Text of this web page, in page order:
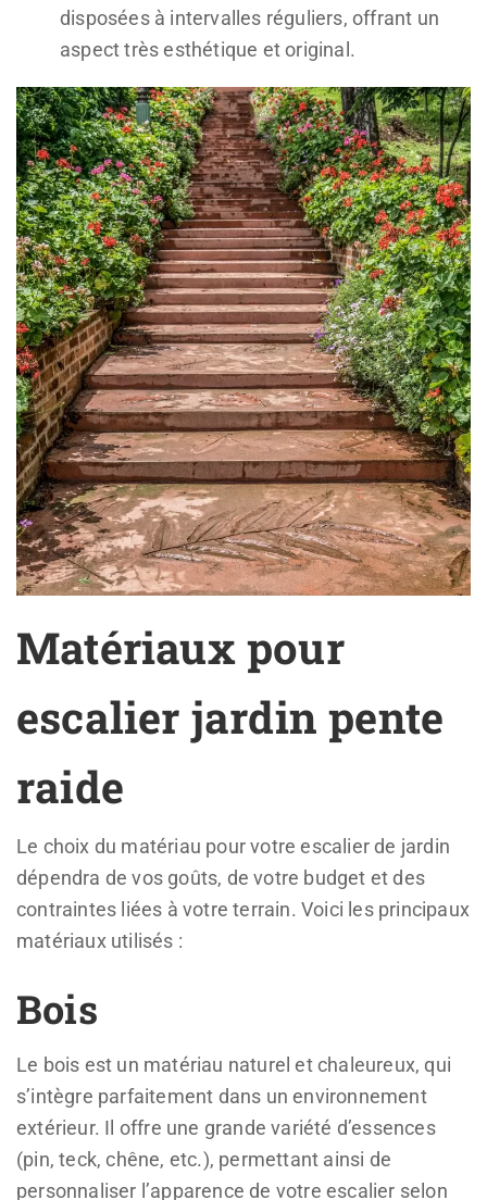
disposées à intervalles réguliers, offrant un
aspect très esthétique et original.
Matériaux pour
escalier jardin pente
raide
Le choix du matériau pour votre escalier de jardin
dépendra de vos goûts, de votre budget et des
contraintes liées à votre terrain. Voici les principaux
matériaux utilisés :
Bois
Le bois est un matériau naturel et chaleureux, qui
s’intègre parfaitement dans un environnement
extérieur. Il offre une grande variété d’essences
(pin, teck, chêne, etc.), permettant ainsi de
personnaliser l’apparence de votre escalier selon